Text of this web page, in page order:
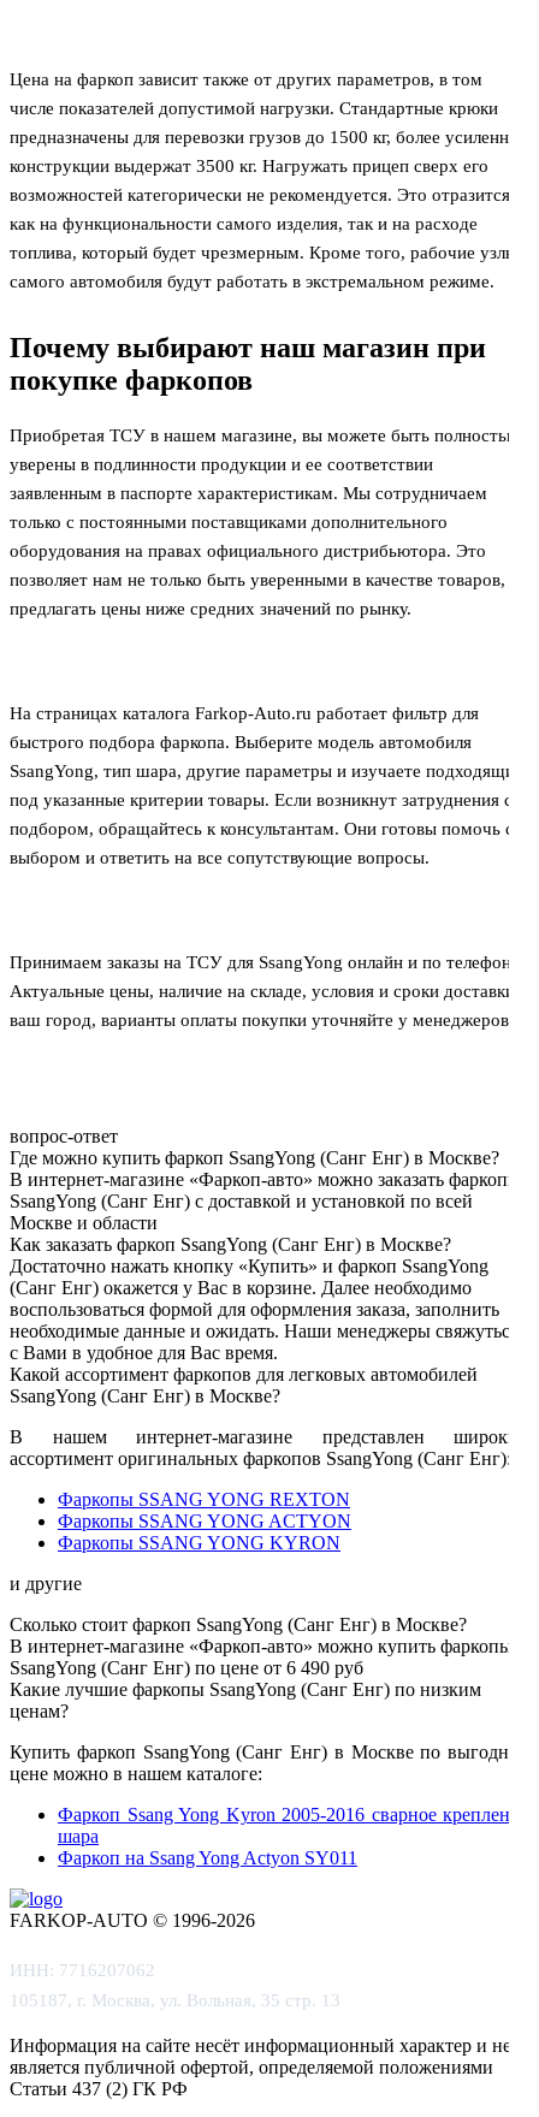
Цена на фаркоп зависит также от других параметров, в том
числе показателей допустимой нагрузки. Стандартные крюки
предназначены для перевозки грузов до 1500 кг, более усиленные
конструкции выдержат 3500 кг. Нагружать прицеп сверх его
возможностей категорически не рекомендуется. Это отразится
как на функциональности самого изделия, так и на расходе
топлива, который будет чрезмерным. Кроме того, рабочие узлы
самого автомобиля будут работать в экстремальном режиме.
Почему выбирают наш магазин при
покупке фаркопов
Приобретая ТСУ в нашем магазине, вы можете быть полностью
уверены в подлинности продукции и ее соответствии
заявленным в паспорте характеристикам. Мы сотрудничаем
только с постоянными поставщиками дополнительного
оборудования на правах официального дистрибьютора. Это
позволяет нам не только быть уверенными в качестве товаров, но
предлагать цены ниже средних значений по рынку.
На страницах каталога Farkop-Auto.ru работает фильтр для
быстрого подбора фаркопа. Выберите модель автомобиля
SsangYong, тип шара, другие параметры и изучаете подходящие
под указанные критерии товары. Если возникнут затруднения с
подбором, обращайтесь к консультантам. Они готовы помочь с
выбором и ответить на все сопутствующие вопросы.
Принимаем заказы на ТСУ для SsangYong онлайн и по телефону.
Актуальные цены, наличие на складе, условия и сроки доставки в
ваш город, варианты оплаты покупки уточняйте у менеджеров.
вопрос-ответ
Где можно купить фаркоп SsangYong (Санг Енг) в Москве?
В интернет-магазине «Фаркоп-авто» можно заказать фаркопы
SsangYong (Санг Енг) с доставкой и установкой по всей
Москве и области
Как заказать фаркоп SsangYong (Санг Енг) в Москве?
Достаточно нажать кнопку «Купить» и фаркоп SsangYong
(Санг Енг) окажется у Вас в корзине. Далее необходимо
воспользоваться формой для оформления заказа, заполнить
необходимые данные и ожидать. Наши менеджеры свяжуться
с Вами в удобное для Вас время.
Какой ассортимент фаркопов для легковых автомобилей
SsangYong (Санг Енг) в Москве?
В нашем интернет-магазине представлен широкий
ассортимент оригинальных фаркопов SsangYong (Санг Енг):
Фаркопы SSANG YONG REXTON
Фаркопы SSANG YONG ACTYON
Фаркопы SSANG YONG KYRON
и другие
Сколько стоит фаркоп SsangYong (Санг Енг) в Москве?
В интернет-магазине «Фаркоп-авто» можно купить фаркопы
SsangYong (Санг Енг) по цене от 6 490 руб
Какие лучшие фаркопы SsangYong (Санг Енг) по низким
ценам?
Купить фаркоп SsangYong (Санг Енг) в Москве по выгодной
цене можно в нашем каталоге:
Фаркоп Ssang Yong Kyron 2005-2016 сварное крепление
шара
Фаркоп на Ssang Yong Actyon SY011
FARKOP-AUTO © 1996-2026
ИНН: 7716207062
105187, г. Москва, ул. Вольная, 35 стр. 13
Информация на сайте несёт информационный характер и не
является публичной офертой, определяемой положениями
Статьи 437 (2) ГК РФ